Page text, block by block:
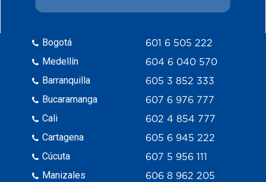
Bogotá
Medellín
Barranquilla
Bucaramanga
Cali
Cartagena
Cúcuta
Manizales
601 6 505 222
604 6 040 570
605 3 852 333
607 6 976 777
602 4 854 777
605 6 945 222
607 5 956 111
606 8 962 205